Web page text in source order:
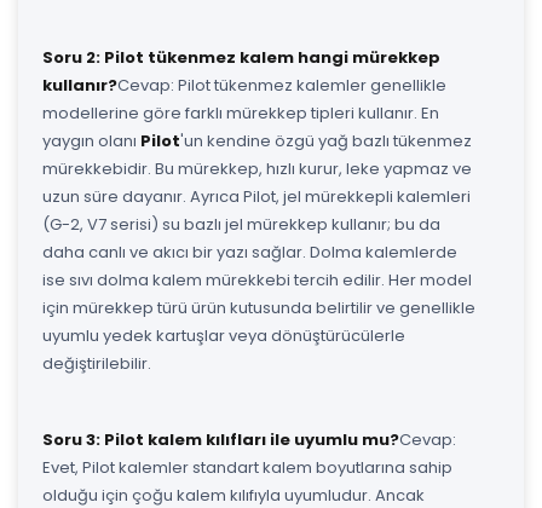
Soru 2: Pilot tükenmez kalem hangi mürekkep
kullanır?Cevap: Pilot tükenmez kalemler genellikle
modellerine göre farklı mürekkep tipleri kullanır. En
yaygın olanı Pilot'un kendine özgü yağ bazlı tükenmez
mürekkebidir. Bu mürekkep, hızlı kurur, leke yapmaz ve
uzun süre dayanır. Ayrıca Pilot, jel mürekkepli kalemleri
(G-2, V7 serisi) su bazlı jel mürekkep kullanır; bu da
daha canlı ve akıcı bir yazı sağlar. Dolma kalemlerde
ise sıvı dolma kalem mürekkebi tercih edilir. Her model
için mürekkep türü ürün kutusunda belirtilir ve genellikle
uyumlu yedek kartuşlar veya dönüştürücülerle
değiştirilebilir.
Soru 3: Pilot kalem kılıfları ile uyumlu mu?Cevap:
Evet, Pilot kalemler standart kalem boyutlarına sahip
olduğu için çoğu kalem kılıfıyla uyumludur. Ancak